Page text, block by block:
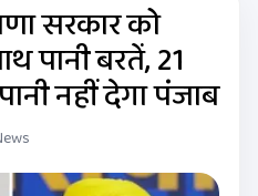
सरकार को
पानी बरतें, 21
नहीं देगा पंजाब